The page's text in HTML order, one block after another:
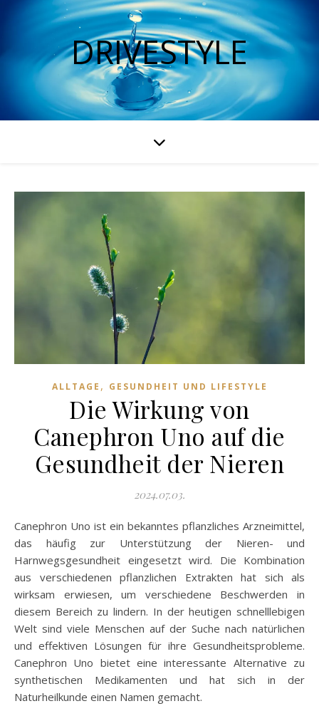
DRIVESTYLE
ALLTAGE , GESUNDHEIT UND LIFESTYLE
Die Wirkung von
Canephron Uno auf die
Gesundheit der Nieren
2024.07.03.
Canephron Uno ist ein bekanntes pflanzliches Arzneimittel,
das häufig zur Unterstützung der Nieren- und
Harnwegsgesundheit eingesetzt wird. Die Kombination
aus verschiedenen pflanzlichen Extrakten hat sich als
wirksam erwiesen, um verschiedene Beschwerden in
diesem Bereich zu lindern. In der heutigen schnelllebigen
Welt sind viele Menschen auf der Suche nach natürlichen
und effektiven Lösungen für ihre Gesundheitsprobleme.
Canephron Uno bietet eine interessante Alternative zu
synthetischen Medikamenten und hat sich in der
Naturheilkunde einen Namen gemacht.